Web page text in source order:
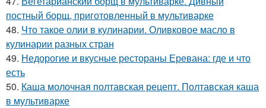
постный борщ, приготовленный в мультиварке
48. Что такое олии в кулинарии. Оливковое масло в
кулинарии разных стран
49. Недорогие и вкусные рестораны Еревана: где и что
есть
50. Каша молочная полтавская рецепт. Полтавская каша
в мультиварке